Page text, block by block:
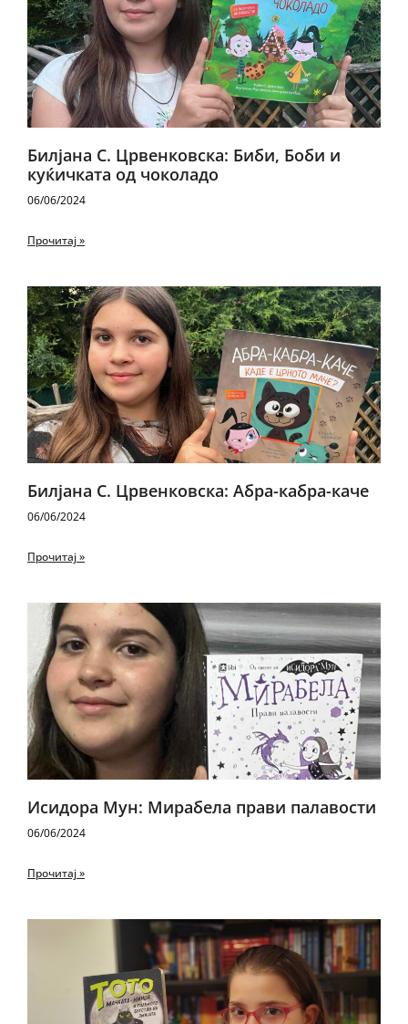
Билјана С. Црвенковска: Биби, Боби и
куќичката од чоколадо
06/06/2024
Прочитај »
Билјана С. Црвенковска: Абра-кабра-каче
06/06/2024
Прочитај »
Исидора Мун: Мирабела прави палавости
06/06/2024
Прочитај »